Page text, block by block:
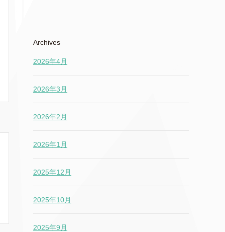
Archives
2026年4月
2026年3月
2026年2月
2026年1月
2025年12月
2025年10月
2025年9月